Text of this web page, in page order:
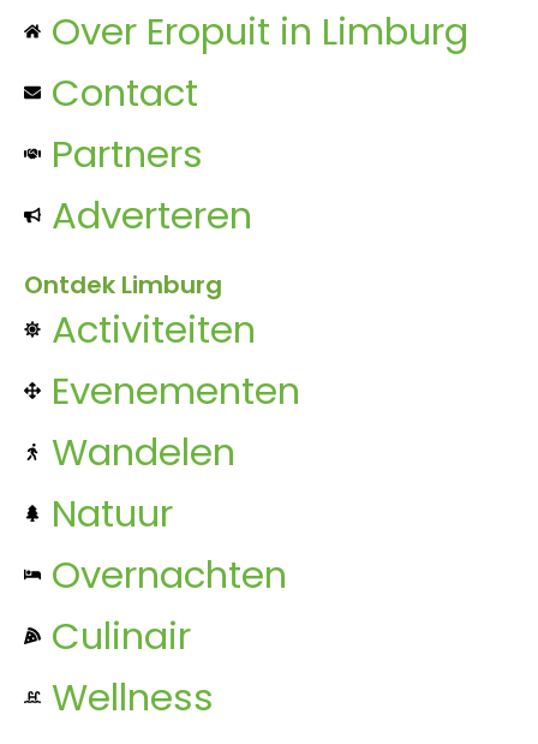
Over Eropuit in Limburg
Contact
Partners
Adverteren
Ontdek Limburg
Activiteiten
Evenementen
Wandelen
Natuur
Overnachten
Culinair
Wellness